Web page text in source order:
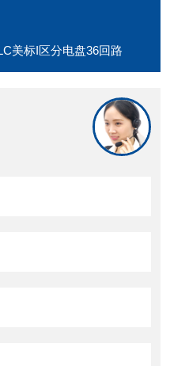
美标I区分电盘36回路